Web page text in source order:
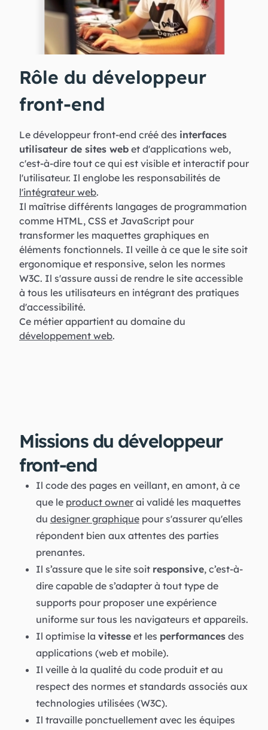
Rôle du développeur
front-end
Le développeur front-end créé des interfaces
utilisateur de sites web et d'applications web,
c'est-à-dire tout ce qui est visible et interactif pour
l'utilisateur. Il englobe les responsabilités de
l'intégrateur web.
Il maîtrise différents langages de programmation
comme HTML, CSS et JavaScript pour
transformer les maquettes graphiques en
éléments fonctionnels. Il veille à ce que le site soit
ergonomique et responsive, selon les normes
W3C. Il s'assure aussi de rendre le site accessible
à tous les utilisateurs en intégrant des pratiques
d'accessibilité.
Ce métier appartient au domaine du
développement web.
Missions du développeur
front-end
Il code des pages en veillant, en amont, à ce
que le product ownerai validé les maquettes
du designer graphiquepour s'assurer qu'elles
répondent bien aux attentes des parties
prenantes.
Il s’assure que le site soit responsive, c’est-à-
dire capable de s’adapter à tout type de
supports pour proposer une expérience
uniforme sur tous les navigateurs et appareils.
Il optimise la vitesseet les performancesdes
applications (web et mobile).
Il veille à la qualité du code produit et au
respect des normes et standards associés aux
technologies utilisées (W3C).
Il travaille ponctuellement avec les équipes